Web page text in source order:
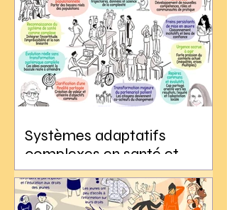
Systèmes adaptatifs
complexes en santé et
services sociaux
:comprendre, réfléchir,